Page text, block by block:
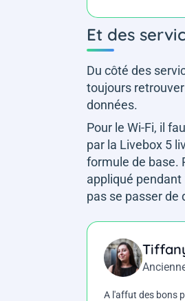
Et des
Du côté des
toujours
données.
Pour le Wi-Fi, il
par la Livebox 5
formule de base.
appliqué
pas se passer de
A l'affut des bons